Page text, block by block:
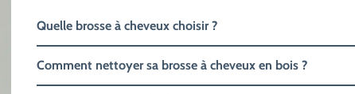
Quelle brosse à cheveux choisir ?
Comment nettoyer sa brosse à cheveux en bois ?